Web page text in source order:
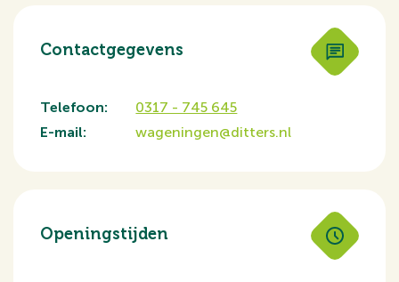
Contactgegevens
Telefoon:
0317 - 745 645
E-mail:
wageningen@ditters.nl
Openingstijden